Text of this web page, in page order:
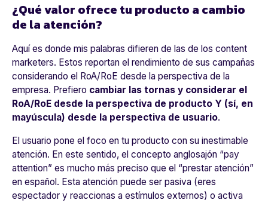
¿Qué valor ofrece tu producto a cambio
de la atención?
Aquí es donde mis palabras difieren de las de los content
marketers. Estos reportan el rendimiento de sus campañas
considerando el RoA/RoE desde la perspectiva de la
empresa. Prefiero cambiar las tornas y considerar el
RoA/RoE desde la perspectiva de producto Y (sí, en
mayúscula) desde la perspectiva de usuario.
El usuario pone el foco en tu producto con su inestimable
atención. En este sentido, el concepto anglosajón “pay
attention” es mucho más preciso que el “prestar atención”
en español. Esta atención puede ser pasiva (eres
espectador y reaccionas a estímulos externos) o activa